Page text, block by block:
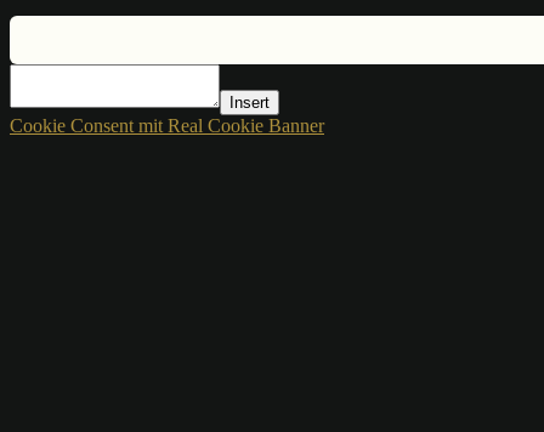
Insert
Cookie Consent mit Real Cookie Banner